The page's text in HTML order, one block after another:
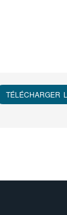
TÉLÉCHARGER